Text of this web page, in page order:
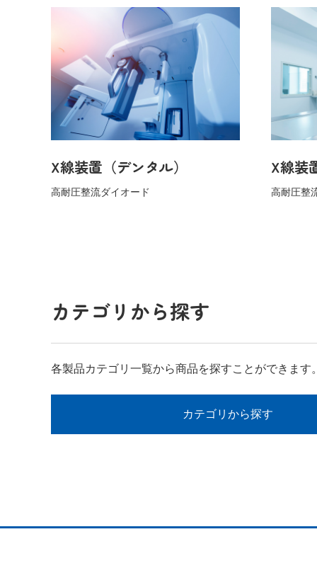
X線装置（デンタル）
高耐圧整流ダイオード
X線装
高耐圧整
カテゴリから探す
各製品カテゴリ一覧から商品を探すことができます
カテゴリから探す